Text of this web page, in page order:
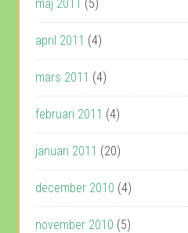
maj 2011 (5)
april 2011 (4)
mars 2011 (4)
februari 2011 (4)
januari 2011 (20)
december 2010 (4)
november 2010 (5)